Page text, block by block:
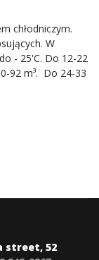
chłodniczym.
W
- 25'C. Do 12-22
92 m³. Do 24-33
street, 52